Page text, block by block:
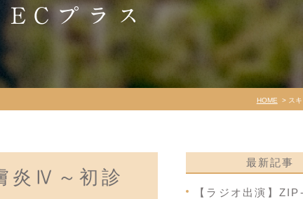
脱毛症・アロペシアX
アポキルが効かない皮膚病
フレンチブルドッグの皮膚病
トイプードルの皮膚病
コラム「皮膚科
ECプラス
HOME ス
炎Ⅳ～初診
最新記事
【ラジオ出演】ZIP-